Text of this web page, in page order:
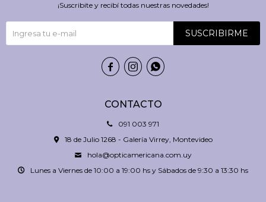
CONTACTO
091 003 971
18 de Julio 1268 - Galería Virrey, Montevideo
hola@opticamericana.com.uy
Lunes a Viernes de 10:00 a 19:00 hs y Sábados de 9:30 a 13:30 hs
¡Suscribite y recibí todas nuestras novedades!
SUSCRIBIRME
  